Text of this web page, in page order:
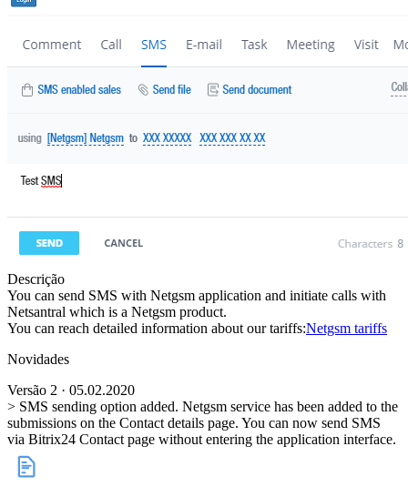
Descrição
You can send SMS with Netgsm application and initiate calls with
Netsantral which is a Netgsm product.
You can reach detailed information about our tariffs:Netgsm tariffs
Novidades
Versão 2 · 05.02.2020
> SMS sending option added. Netgsm service has been added to the
submissions on the Contact details page. You can now send SMS
via Bitrix24 Contact page without entering the application interface.